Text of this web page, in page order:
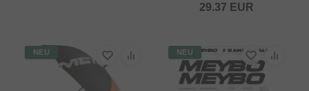
29.37 EUR
NEU NEU